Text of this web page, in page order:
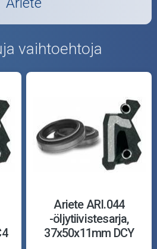
vaihtoehtoja
Ariete ARI.044
-öljytiivistesarja,
37x50x11mm DCY